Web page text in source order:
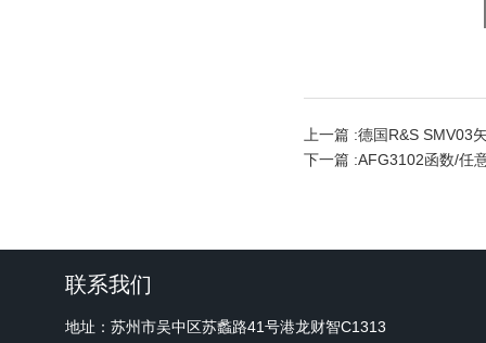
上一篇 :德国R&S SMV03
下一篇 :AFG3102函数/任
联系我们
地址：苏州市吴中区苏蠡路41号港龙财智C1313